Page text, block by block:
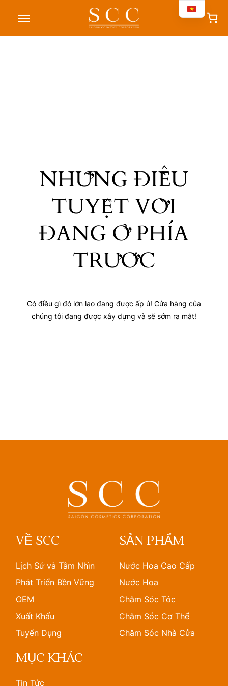
NHỮNG ĐIỀU
TUYỆT VỜI
ĐANG Ở PHÍA
TRƯỚC
Có điều gì đó lớn lao đang được ấp ủ! Cửa hàng của
chúng tôi đang được xây dựng và sẽ sớm ra mắt!
VỀ SCC
Lịch Sử và Tầm Nhìn
Phát Triển Bền Vững
OEM
Xuất Khẩu
Tuyển Dụng
SẢN PHẨM
Nước Hoa Cao Cấp
Nước Hoa
Chăm Sóc Tóc
Chăm Sóc Cơ Thể
Chăm Sóc Nhà Cửa
MỤC KHÁC
Tin Tức